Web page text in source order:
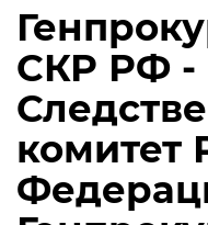
СКР РФ -
комитет